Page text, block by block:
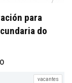
para
do
vacantes